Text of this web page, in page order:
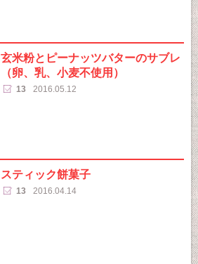
玄米粉とピーナッツバターのサブレ
（卵、乳、小麦不使用）
13 2016.05.12
スティック餅菓子
13 2016.04.14